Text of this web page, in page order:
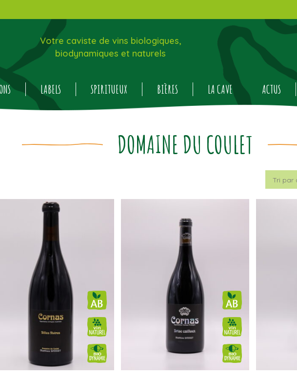
Votre caviste de vins biologiques,
biodynamiques et naturels
LABELS SPIRITUEUX BIÈRES LA CAVE ACTUS
DOMAINE DU COULET